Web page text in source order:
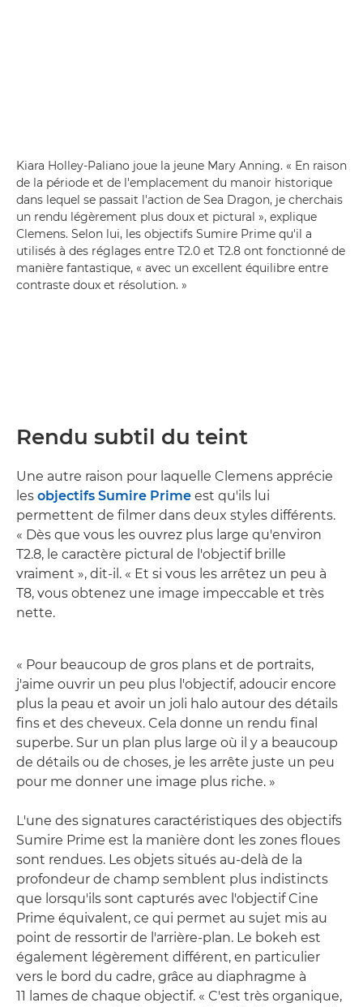
Kiara Holley-Paliano joue la jeune Mary Anning. « En raison
de la période et de l'emplacement du manoir historique
dans lequel se passait l'action de Sea Dragon, je cherchais
un rendu légèrement plus doux et pictural », explique
Clemens. Selon lui, les objectifs Sumire Prime qu'il a
utilisés à des réglages entre T2.0 et T2.8 ont fonctionné de
manière fantastique, « avec un excellent équilibre entre
contraste doux et résolution. »
Rendu subtil du teint
Une autre raison pour laquelle Clemens apprécie
les objectifs Sumire Prime est qu'ils lui
permettent de filmer dans deux styles différents.
« Dès que vous les ouvrez plus large qu'environ
T2.8, le caractère pictural de l'objectif brille
vraiment », dit-il. « Et si vous les arrêtez un peu à
T8, vous obtenez une image impeccable et très
nette.
« Pour beaucoup de gros plans et de portraits,
j'aime ouvrir un peu plus l'objectif, adoucir encore
plus la peau et avoir un joli halo autour des détails
fins et des cheveux. Cela donne un rendu final
superbe. Sur un plan plus large où il y a beaucoup
de détails ou de choses, je les arrête juste un peu
pour me donner une image plus riche. »
L'une des signatures caractéristiques des objectifs
Sumire Prime est la manière dont les zones floues
sont rendues. Les objets situés au-delà de la
profondeur de champ semblent plus indistincts
que lorsqu'ils sont capturés avec l'objectif Cine
Prime équivalent, ce qui permet au sujet mis au
point de ressortir de l'arrière-plan. Le bokeh est
également légèrement différent, en particulier
vers le bord du cadre, grâce au diaphragme à
11 lames de chaque objectif. « C'est très organique,